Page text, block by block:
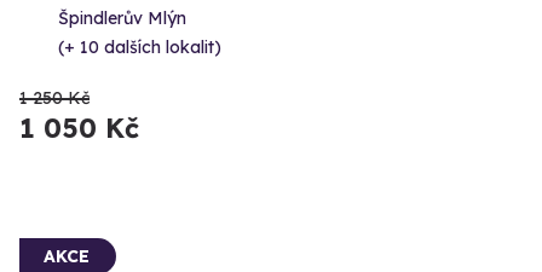
Špindlerův Mlýn
(+ 10 dalších lokalit)
1 250 Kč
1 050 Kč
AKCE